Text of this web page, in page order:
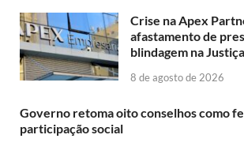
Crise na Apex
afastamento de
blindagem na Justiça
8 de agosto de 2026
Governo retoma oito conselhos como
participação social